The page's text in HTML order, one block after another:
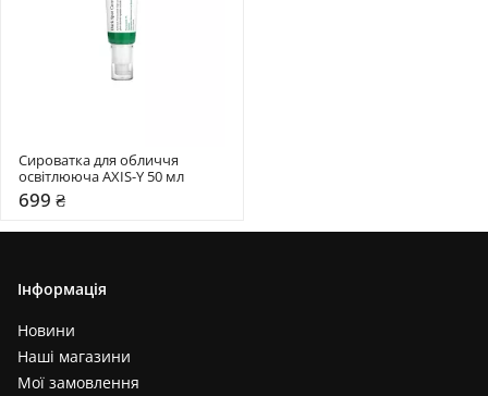
Сироватка для обличчя
освітлююча AXIS-Y 50 мл
699 ₴
Інформація
Новини
Наші магазини
Мої замовлення